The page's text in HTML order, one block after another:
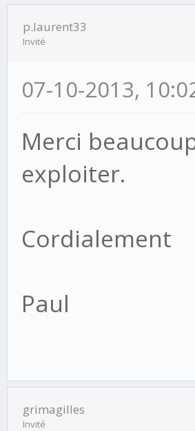
p.laurent33
Invité
07-10-2013,
Merci
exploiter.
Cordialement
Paul
grimagilles
Invité